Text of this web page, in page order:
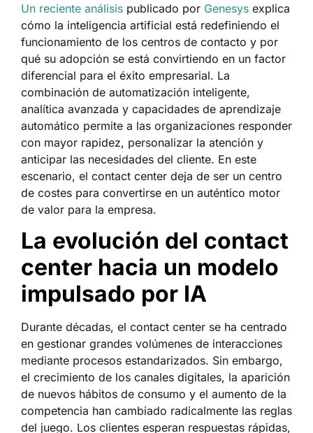
Un reciente análisis publicado por Genesys explica
cómo la inteligencia artificial está redefiniendo el
funcionamiento de los centros de contacto y por
qué su adopción se está convirtiendo en un factor
diferencial para el éxito empresarial. La
combinación de automatización inteligente,
analítica avanzada y capacidades de aprendizaje
automático permite a las organizaciones responder
con mayor rapidez, personalizar la atención y
anticipar las necesidades del cliente. En este
escenario, el contact center deja de ser un centro
de costes para convertirse en un auténtico motor
de valor para la empresa.
La evolución del contact
center hacia un modelo
impulsado por IA
Durante décadas, el contact center se ha centrado
en gestionar grandes volúmenes de interacciones
mediante procesos estandarizados. Sin embargo,
el crecimiento de los canales digitales, la aparición
de nuevos hábitos de consumo y el aumento de la
competencia han cambiado radicalmente las reglas
del juego. Los clientes esperan respuestas rápidas,